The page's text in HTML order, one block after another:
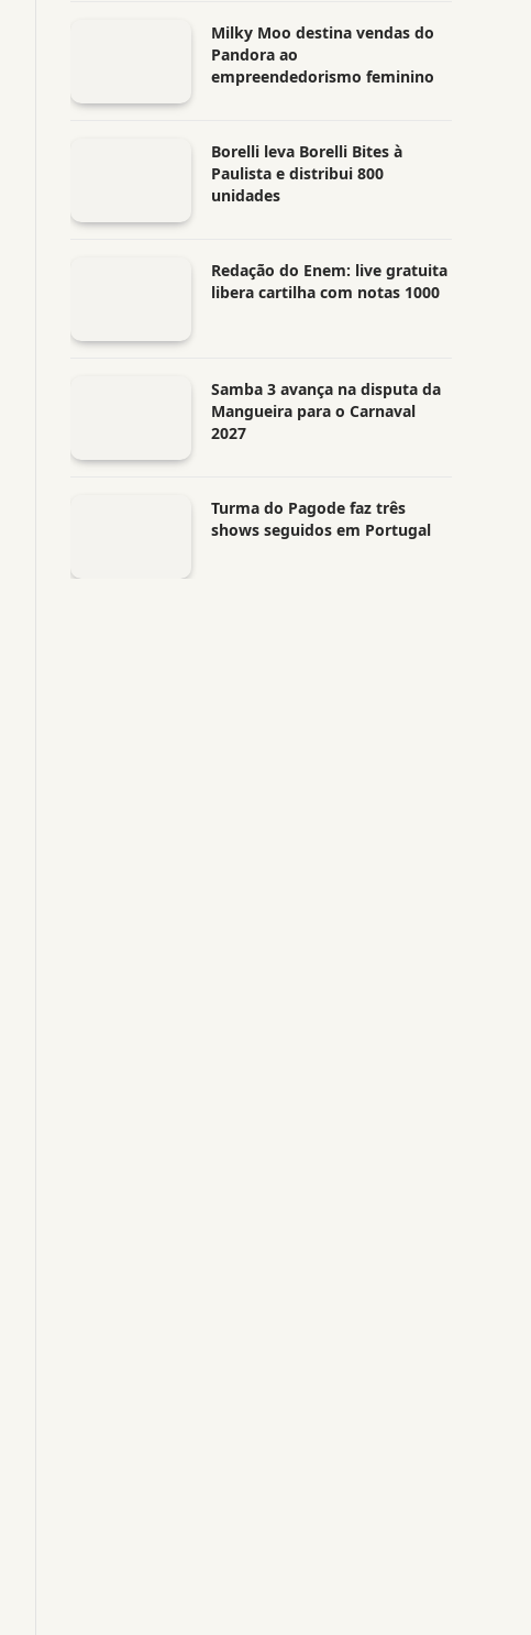
Milky Moo destina vendas do
Pandora ao
empreendedorismo feminino
Borelli leva Borelli Bites à
Paulista e distribui 800
unidades
Redação do Enem: live gratuita
libera cartilha com notas 1000
Samba 3 avança na disputa da
Mangueira para o Carnaval
2027
Turma do Pagode faz três
shows seguidos em Portugal